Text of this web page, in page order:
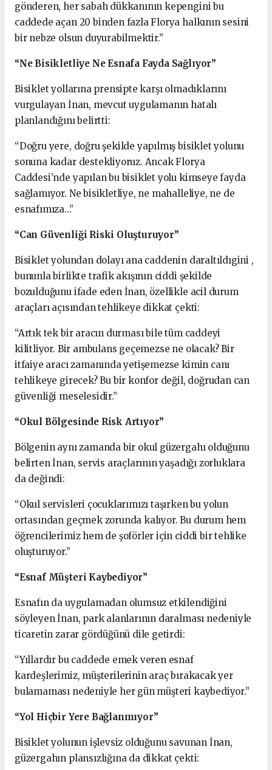
gönderen, her sabah dükkanının kepengini bu
caddede açan 20 binden fazla Florya halkının sesini
bir nebze olsun duyurabilmektir.”
“Ne Bisikletliye Ne Esnafa Fayda Sağlıyor”
Bisiklet yollarına prensipte karşı olmadıklarını
vurgulayan İnan, mevcut uygulamanın hatalı
planlandığını belirtti:
“Doğru yere, doğru şekilde yapılmış bisiklet yolunu
sonuna kadar destekliyoruz. Ancak Florya
Caddesi’nde yapılan bu bisiklet yolu kimseye fayda
sağlamıyor. Ne bisikletliye, ne mahalleliye, ne de
esnafımıza…”
“Can Güvenliği Riski Oluşturuyor”
Bisiklet yolundan dolayı ana caddenin daraltıldıgini ,
bununla birlikte trafik akışının ciddi şekilde
bozulduğunu ifade eden İnan, özellikle acil durum
araçları açısından tehlikeye dikkat çekti:
“Artık tek bir aracın durması bile tüm caddeyi
kilitliyor. Bir ambulans geçemezse ne olacak? Bir
itfaiye aracı zamanında yetişemezse kimin canı
tehlikeye girecek? Bu bir konfor değil, doğrudan can
güvenliği meselesidir.”
“Okul Bölgesinde Risk Artıyor”
Bölgenin aynı zamanda bir okul güzergahı olduğunu
belirten İnan, servis araçlarının yaşadığı zorluklara
da değindi:
“Okul servisleri çocuklarımızı taşırken bu yolun
ortasından geçmek zorunda kalıyor. Bu durum hem
öğrencilerimiz hem de şoförler için ciddi bir tehlike
oluşturuyor.”
“Esnaf Müşteri Kaybediyor”
Esnafın da uygulamadan olumsuz etkilendiğini
söyleyen İnan, park alanlarının daralması nedeniyle
ticaretin zarar gördüğünü dile getirdi:
“Yıllardır bu caddede emek veren esnaf
kardeşlerimiz, müşterilerinin araç bırakacak yer
bulamaması nedeniyle her gün müşteri kaybediyor.”
“Yol Hiçbir Yere Bağlanmıyor”
Bisiklet yolunun işlevsiz olduğunu savunan İnan,
güzergahın plansızlığına da dikkat çekti: